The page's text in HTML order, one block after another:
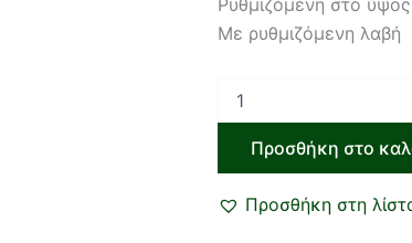
Ρυθμιζόμενη στο
Με ρυθμιζόμενη λαβή
Προσθήκη στο
Προσθήκη στη